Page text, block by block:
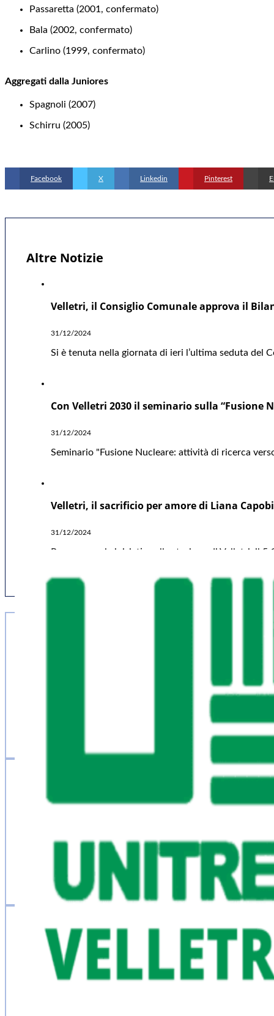
Altre Notizie
Velletri, il Consiglio Comunale approva il
31/12/2024
Si è tenuta nella giornata di ieri l’ultima seduta del
Con Velletri 2030 il seminario sulla “Fusione
31/12/2024
Seminario "Fusione Nucleare: attività di ricerca
Velletri, il sacrificio per amore di Liana
31/12/2024
Proseguono le iniziative alla stazione di Velletri, il
Passaretta (2001, confermato)
Bala (2002, confermato)
Carlino (1999, confermato)
Aggregati dalla Juniores
Spagnoli (2007)
Schirru (2005)
Facebook X Linkedin Pinterest